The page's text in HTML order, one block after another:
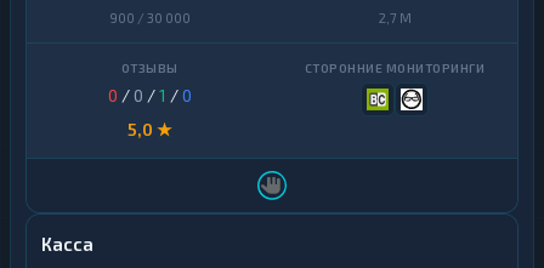
900 / 30 000 2,7 M
0 / 0 /1 /0
5,0 ★
Касса